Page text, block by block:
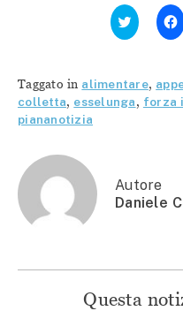
Fai
clic
qui
Twitter
(Si
apre
in
Taggato in alimentare,
colletta, esselunga, forza
piananotizia
Autore
Daniele
Questa